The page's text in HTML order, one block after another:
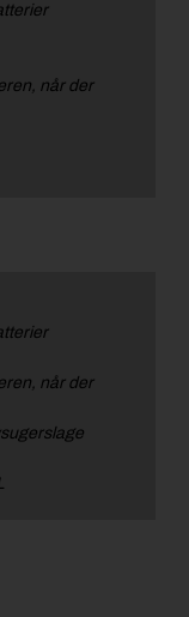
når der
når der